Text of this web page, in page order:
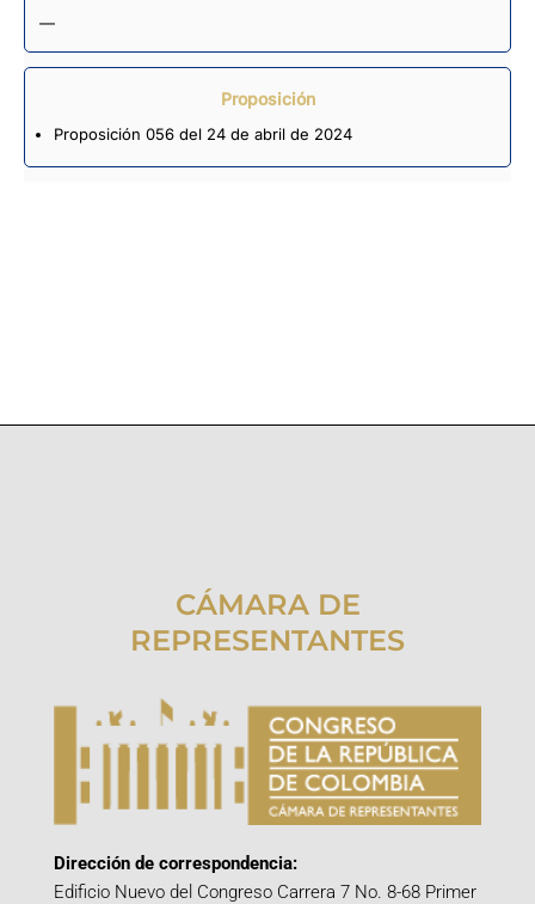
—
Proposición
Proposición 056 del 24 de abril de 2024
CÁMARA DE
REPRESENTANTES
Dirección de correspondencia:
Edificio Nuevo del Congreso Carrera 7 No. 8-68 Primer